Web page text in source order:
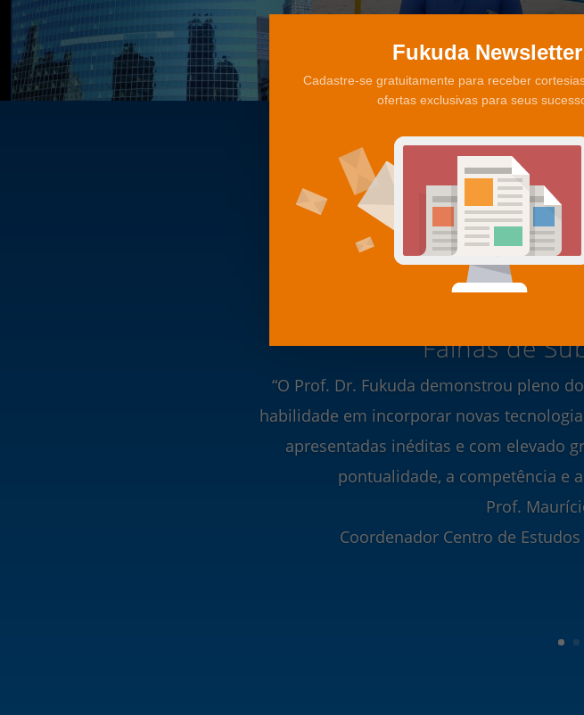
Falhas de
“O Prof. Dr. Fukuda demonstrou pleno
habilidade em incorporar novas
apresentadas inéditas e com elevado
pontualidade, a competência e
Prof.
Coordenador Centro de Estudos
Fukuda Newsletter
Cadastre-se gratuitamente para receber
ofertas exclusivas para seus